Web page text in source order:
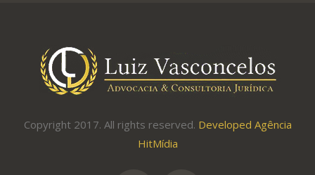
Copyright 2017. All rights reserved. Developed Agência
HitMídia